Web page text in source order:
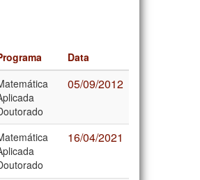
Data
05/09/2012
16/04/2021